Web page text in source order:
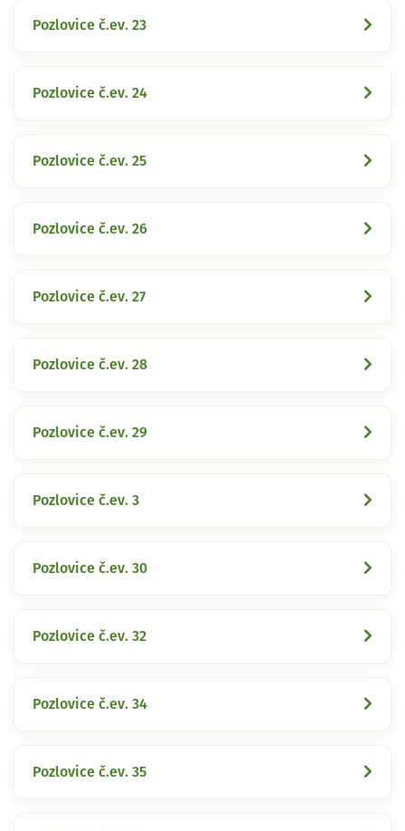
Pozlovice č.ev. 23
Pozlovice č.ev. 24
Pozlovice č.ev. 25
Pozlovice č.ev. 26
Pozlovice č.ev. 27
Pozlovice č.ev. 28
Pozlovice č.ev. 29
Pozlovice č.ev. 3
Pozlovice č.ev. 30
Pozlovice č.ev. 32
Pozlovice č.ev. 34
Pozlovice č.ev. 35